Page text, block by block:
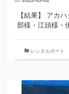
【結果】 アカ
部様・江頭様・
レンタルボート